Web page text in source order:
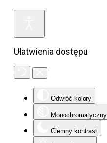
Ułatwienia dostępu
Odwróć kolory
Monochromatyczny
Ciemny kontrast